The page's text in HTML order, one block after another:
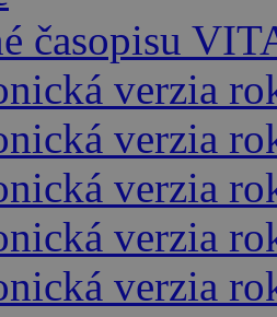
časopisu
verzia
verzia
verzia
verzia
verzia